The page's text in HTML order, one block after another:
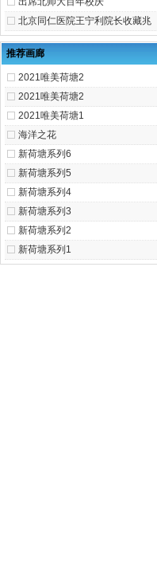
北京同仁医院王宁利院长收藏兆
推荐画廊
2021唯美荷塘2
2021唯美荷塘2
2021唯美荷塘1
海洋之花
新荷塘系列6
新荷塘系列5
新荷塘系列4
新荷塘系列3
新荷塘系列2
新荷塘系列1